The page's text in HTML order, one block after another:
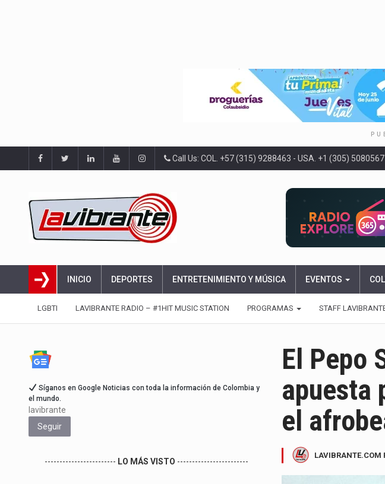
Call Us: COL. +57 (315) 9288463 - USA. +1 (305) 5080567
INICIO DEPORTES ENTRETENIMIENTO Y MÚSICA EVENTOS
LGBTI LAVIBRANTE RADIO – #1HIT MUSIC STATION PROGRAMAS STAFF
El Pepo
apuesta
el
LAVIBRANTE.COM
Síganos en Google Noticias con toda la información de Colombia y
el mundo.
lavibrante
Seguir
------------------------ LO MÁS VISTO ------------------------